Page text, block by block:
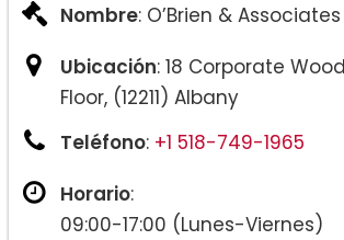
Nombre: O’Brien & Associates
Ubicación: 18 Corporate
Floor, (12211) Albany
Teléfono: +1 518-749-1965
Horario:
09:00-17:00 (Lunes-Viernes)